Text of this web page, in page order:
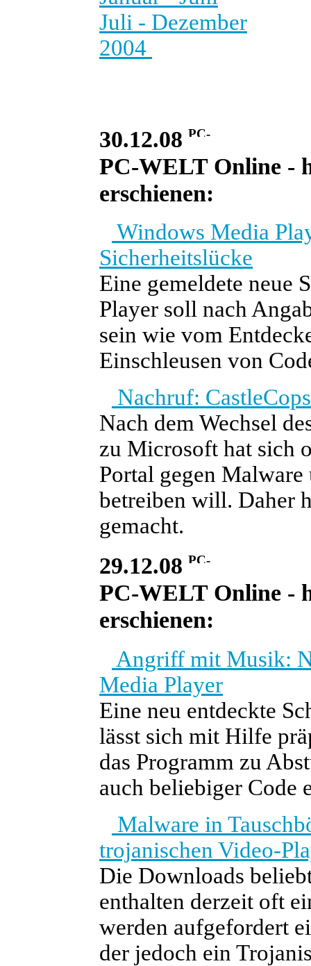
Juli - Dezember
2004
30.12.08
PC-WELT Online -
erschienen:
Windows Media
Sicherheitslücke
Eine gemeldete neue
Player soll nach
sein wie vom
Einschleusen von
Nachruf:
Nach dem Wechsel
zu Microsoft hat sich
Portal gegen
betreiben will. Daher
gemacht.
29.12.08
PC-WELT Online -
erschienen:
Angriff mit Musik:
Media Player
Eine neu entdeckte
lässt sich mit Hilfe
das Programm zu
auch beliebiger Code
Malware in
trojanischen Video-
Die Downloads
enthalten derzeit oft
werden aufgefordert
der jedoch ein